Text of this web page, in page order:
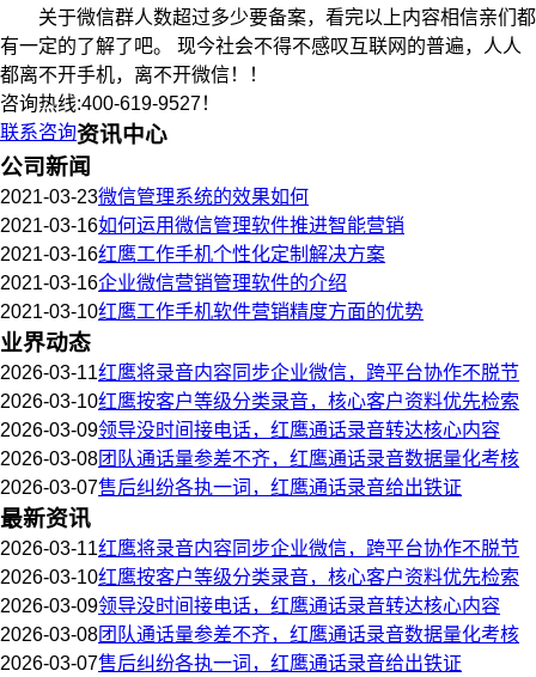
关于微信群人数超过多少要备案，看完以上内容相信亲们都
有一定的了解了吧。 现今社会不得不感叹互联网的普遍，人人
都离不开手机，离不开微信！！
咨询热线:400-619-9527！
联系咨询资讯中心
公司新闻
2021-03-23微信管理系统的效果如何
2021-03-16如何运用微信管理软件推进智能营销
2021-03-16红鹰工作手机个性化定制解决方案
2021-03-16企业微信营销管理软件的介绍
2021-03-10红鹰工作手机软件营销精度方面的优势
业界动态
2026-03-11红鹰将录音内容同步企业微信，跨平台协作不脱节
2026-03-10红鹰按客户等级分类录音，核心客户资料优先检索
2026-03-09领导没时间接电话，红鹰通话录音转达核心内容
2026-03-08团队通话量参差不齐，红鹰通话录音数据量化考核
2026-03-07售后纠纷各执一词，红鹰通话录音给出铁证
最新资讯
2026-03-11红鹰将录音内容同步企业微信，跨平台协作不脱节
2026-03-10红鹰按客户等级分类录音，核心客户资料优先检索
2026-03-09领导没时间接电话，红鹰通话录音转达核心内容
2026-03-08团队通话量参差不齐，红鹰通话录音数据量化考核
2026-03-07售后纠纷各执一词，红鹰通话录音给出铁证